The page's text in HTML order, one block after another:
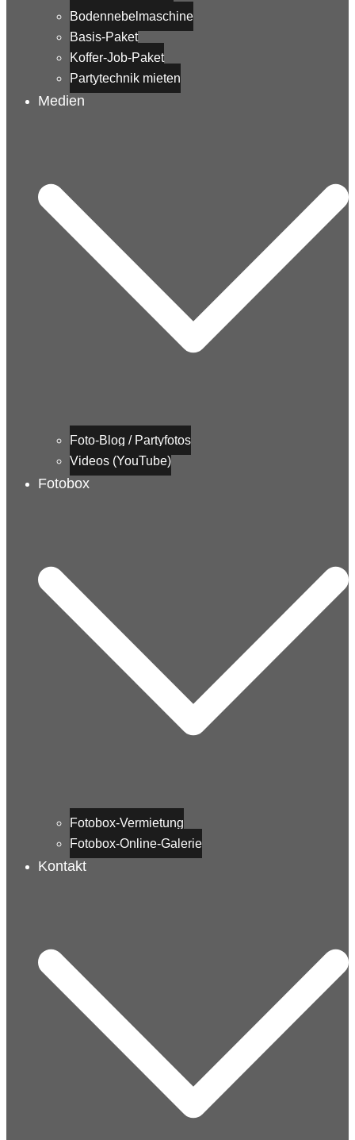
Bodennebelmaschine
Basis-Paket
Koffer-Job-Paket
Partytechnik mieten
Medien
Foto-Blog / Partyfotos
Videos (YouTube)
Fotobox
Fotobox-Vermietung
Fotobox-Online-Galerie
Kontakt